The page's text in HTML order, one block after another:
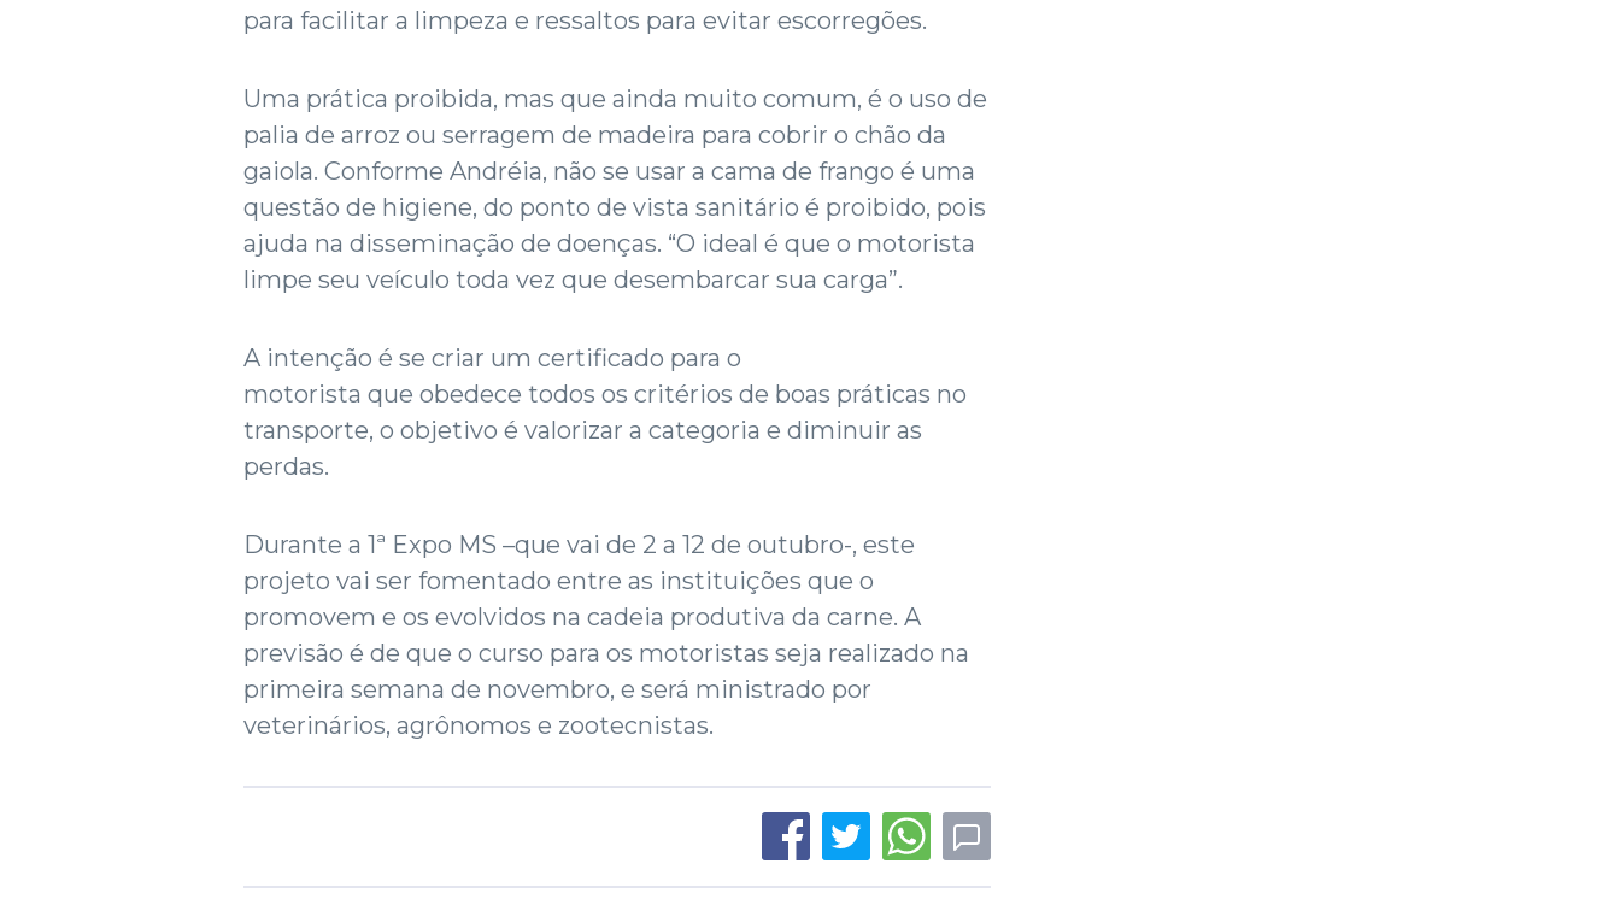
para facilitar a limpeza e ressaltos para evitar escorregões.
Uma prática proibida, mas que ainda muito comum, é o uso de
palia de arroz ou serragem de madeira para cobrir o chão da
gaiola. Conforme Andréia, não se usar a cama de frango é uma
questão de higiene, do ponto de vista sanitário é proibido, pois
ajuda na disseminação de doenças. “O ideal é que o motorista
limpe seu veículo toda vez que desembarcar sua carga”.
A intenção é se criar um certificado para o
motorista que obedece todos os critérios de boas práticas no
transporte, o objetivo é valorizar a categoria e diminuir as
perdas.
Durante a 1ª Expo MS –que vai de 2 a 12 de outubro-, este
projeto vai ser fomentado entre as instituições que o
promovem e os evolvidos na cadeia produtiva da carne. A
previsão é de que o curso para os motoristas seja realizado na
primeira semana de novembro, e será ministrado por
veterinários, agrônomos e zootecnistas.